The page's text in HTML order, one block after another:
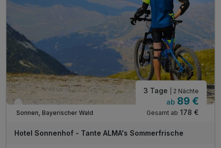
inkl. Nutzung des Pool- und Saunabereichs
inkl. Gästekarte Wegscheider Land**
* alkoholfreie Alternative möglich
Verfügbar bis Dezember
Sonnen, Bayerischer Wald
3 Tage | 2 Nächte
ab 89 €
Gesamt ab 178 €
Hotel Sonnenhof - Tante ALMA's Sommerfrische